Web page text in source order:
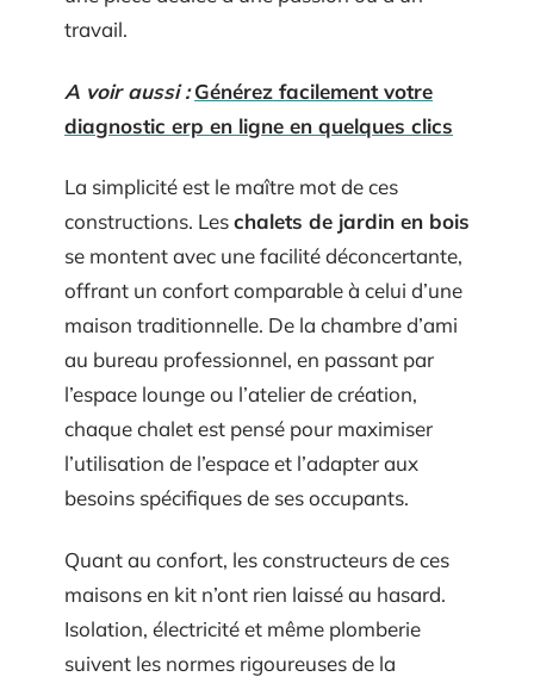
travail.
A voir aussi : Générez facilement votre
diagnostic erp en ligne en quelques clics
La simplicité est le maître mot de ces
constructions. Leschalets de jardin en bois
se montent avec une facilité déconcertante,
offrant un confort comparable à celui d’une
maison traditionnelle. De la chambre d’ami
au bureau professionnel, en passant par
l’espace lounge ou l’atelier de création,
chaque chalet est pensé pour maximiser
l’utilisation de l’espace et l’adapter aux
besoins spécifiques de ses occupants.
Quant au confort, les constructeurs de ces
maisons en kit n’ont rien laissé au hasard.
Isolation, électricité et même plomberie
suivent les normes rigoureuses de la